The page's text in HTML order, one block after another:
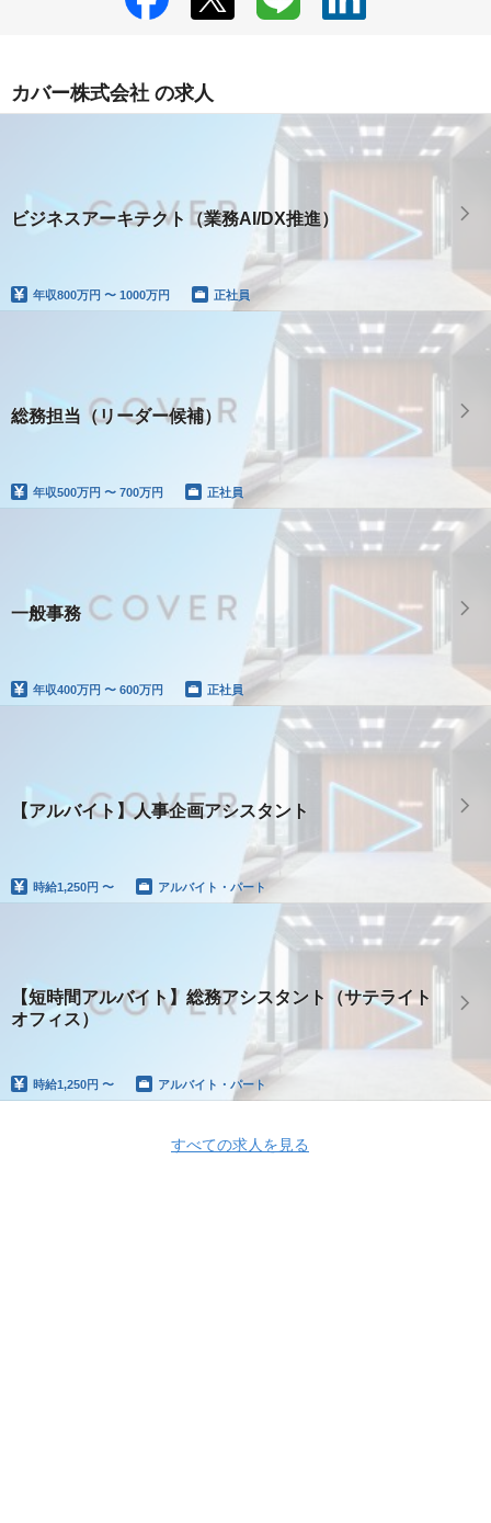
カバー株式会社 の求人
ビジネスアーキテクト（業務AI/DX推進）
年収800万円 〜 1000万円 正社員
総務担当（リーダー候補）
年収500万円 〜 700万円 正社員
一般事務
年収400万円 〜 600万円 正社員
【アルバイト】人事企画アシスタント
時給1,250円 〜 アルバイト・パート
【短時間アルバイト】総務アシスタント（サテライト
オフィス）
時給1,250円 〜 アルバイト・パート
すべての求人を見る